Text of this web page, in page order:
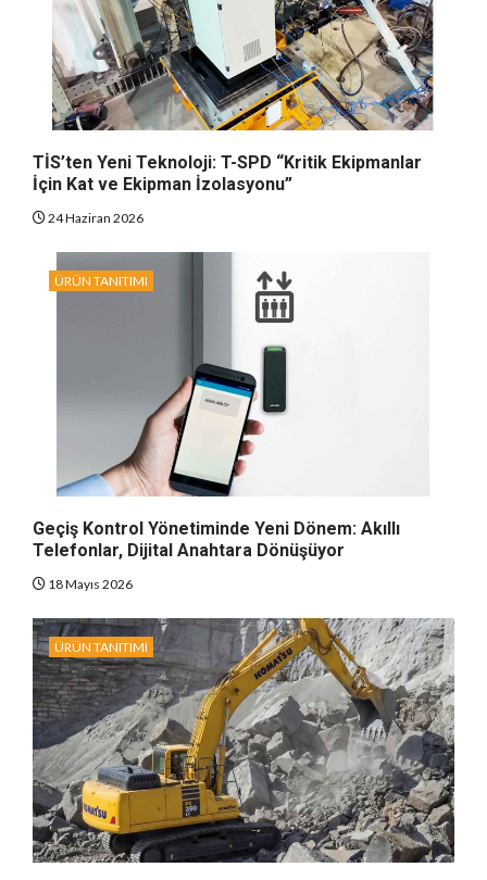
TİS’ten Yeni Teknoloji: T-SPD “Kritik Ekipmanlar
İçin Kat ve Ekipman İzolasyonu”
24 Haziran 2026
ÜRÜN TANITIMI
Geçiş Kontrol Yönetiminde Yeni Dönem: Akıllı
Telefonlar, Dijital Anahtara Dönüşüyor
18 Mayıs 2026
ÜRÜN TANITIMI